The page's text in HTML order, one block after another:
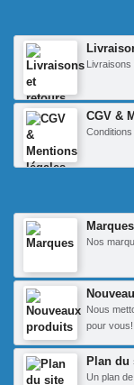
Livraisons
CGV &
Marques
Nos
Nous
pour vous!
Plan du
Un plan